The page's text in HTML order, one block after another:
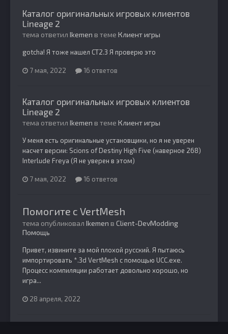
Каталог оригинальных игровых клиентов
Lineage 2
тема ответил Ikemen в теме Клиент игры
gotcha! Я тоже нашел CT2.3 Я проверю это
7 мая, 2022 16 ответов
Каталог оригинальных игровых клиентов
Lineage 2
тема ответил Ikemen в теме Клиент игры
У меня есть оригинальные установщики, но я не уверен
насчет версии: Scions of Destiny High Five (наверное 268)
Interlude Freya (Я не уверен в этом)
7 мая, 2022 16 ответов
Помогите с VertMesh
тема опубликовал Ikemen в Client-DevModding
Помощь
Привет, извините за мой плохой русский. Я пытаюсь
импортировать *.3d VertMesh с помощью UCC.exe.
Процесс компиляции работает довольно хорошо, но
игра...
28 апреля, 2022